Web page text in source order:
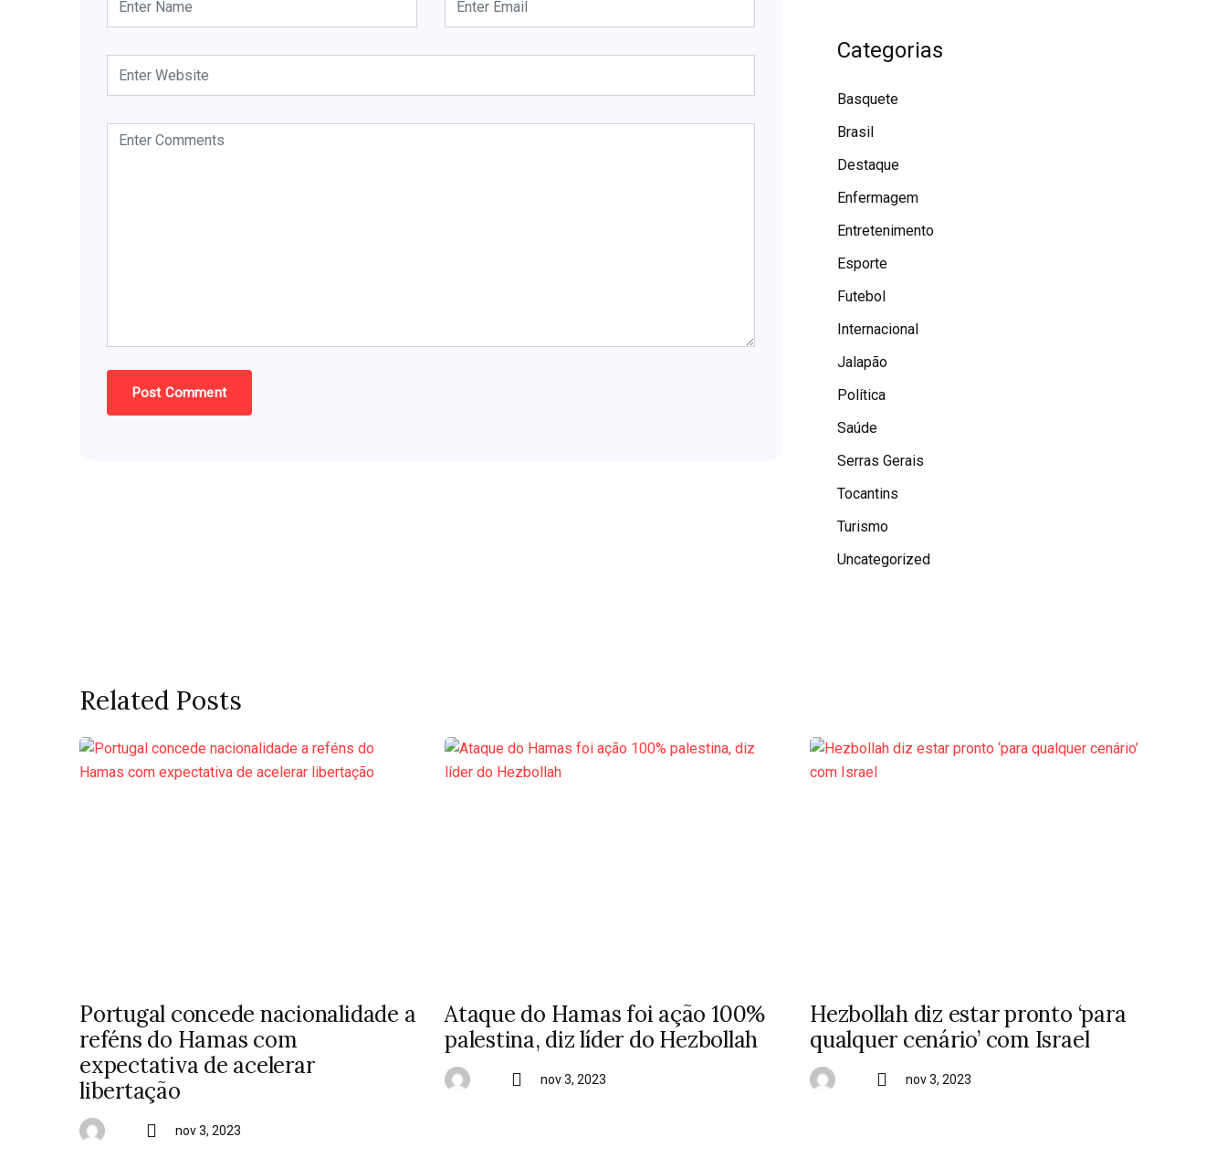
Categorias
Basquete
Brasil
Destaque
Enfermagem
Entretenimento
Esporte
Futebol
Internacional
Jalapão
Política
Saúde
Serras Gerais
Tocantins
Turismo
Uncategorized
Related Posts
Portugal concede nacionalidade a
reféns do Hamas com
expectativa de acelerar
libertação
nov 3, 2023
Ataque do Hamas foi ação 100%
palestina, diz líder do Hezbollah
nov 3, 2023
Hezbollah diz estar pronto ‘para
qualquer cenário’ com Israel
nov 3, 2023